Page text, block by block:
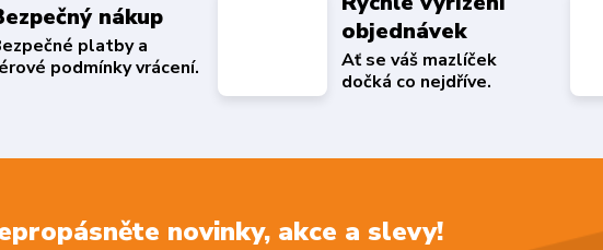
nákup
platby a
podmínky vrácení.
objednávek
Ať se váš mazlíček
dočká co nejdříve.
novinky, akce a slevy!